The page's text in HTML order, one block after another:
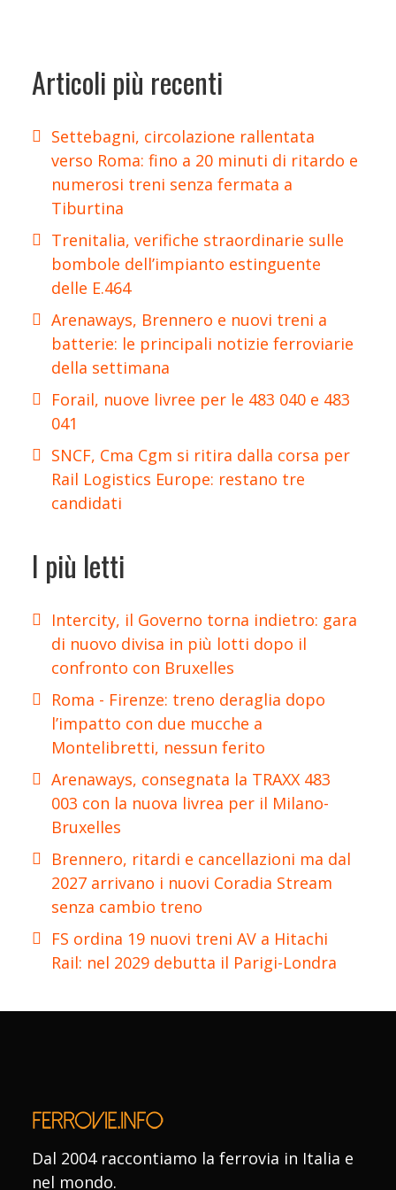
Articoli più recenti
Settebagni, circolazione rallentata
verso Roma: fino a 20 minuti di ritardo e
numerosi treni senza fermata a
Tiburtina
Trenitalia, verifiche straordinarie sulle
bombole dell’impianto estinguente
delle E.464
Arenaways, Brennero e nuovi treni a
batterie: le principali notizie ferroviarie
della settimana
Forail, nuove livree per le 483 040 e 483
041
SNCF, Cma Cgm si ritira dalla corsa per
Rail Logistics Europe: restano tre
candidati
I più letti
Intercity, il Governo torna indietro: gara
di nuovo divisa in più lotti dopo il
confronto con Bruxelles
Roma - Firenze: treno deraglia dopo
l’impatto con due mucche a
Montelibretti, nessun ferito
Arenaways, consegnata la TRAXX 483
003 con la nuova livrea per il Milano-
Bruxelles
Brennero, ritardi e cancellazioni ma dal
2027 arrivano i nuovi Coradia Stream
senza cambio treno
FS ordina 19 nuovi treni AV a Hitachi
Rail: nel 2029 debutta il Parigi-Londra
Dal 2004 raccontiamo la ferrovia in Italia e
nel mondo.